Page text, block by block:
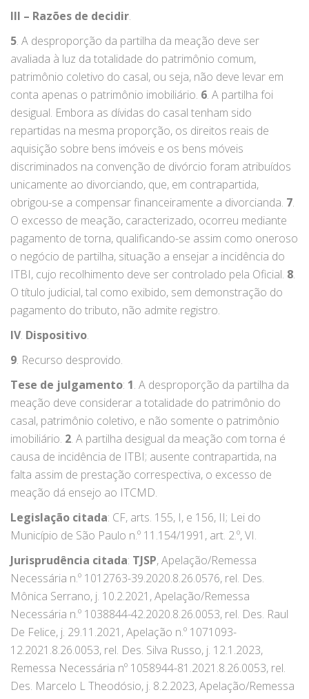
III – Razões de decidir.
5. A desproporção da partilha da meação deve ser
avaliada à luz da totalidade do patrimônio comum,
patrimônio coletivo do casal, ou seja, não deve levar em
conta apenas o patrimônio imobiliário. 6. A partilha foi
desigual. Embora as dívidas do casal tenham sido
repartidas na mesma proporção, os direitos reais de
aquisição sobre bens imóveis e os bens móveis
discriminados na convenção de divórcio foram atribuídos
unicamente ao divorciando, que, em contrapartida,
obrigou-se a compensar financeiramente a divorcianda. 7.
O excesso de meação, caracterizado, ocorreu mediante
pagamento de torna, qualificando-se assim como oneroso
o negócio de partilha, situação a ensejar a incidência do
ITBI, cujo recolhimento deve ser controlado pela Oficial. 8.
O título judicial, tal como exibido, sem demonstração do
pagamento do tributo, não admite registro.
IV. Dispositivo.
9. Recurso desprovido.
Tese de julgamento: 1. A desproporção da partilha da
meação deve considerar a totalidade do patrimônio do
casal, patrimônio coletivo, e não somente o patrimônio
imobiliário. 2. A partilha desigual da meação com torna é
causa de incidência de ITBI; ausente contrapartida, na
falta assim de prestação correspectiva, o excesso de
meação dá ensejo ao ITCMD.
Legislação citada: CF, arts. 155, I, e 156, II; Lei do
Município de São Paulo n.º 11.154/1991, art. 2.º, VI.
Jurisprudência citada: TJSP, Apelação/Remessa
Necessária n.º 1012763-39.2020.8.26.0576, rel. Des.
Mônica Serrano, j. 10.2.2021, Apelação/Remessa
Necessária n.º 1038844-42.2020.8.26.0053, rel. Des. Raul
De Felice, j. 29.11.2021, Apelação n.º 1071093-
12.2021.8.26.0053, rel. Des. Silva Russo, j. 12.1.2023,
Remessa Necessária nº 1058944-81.2021.8.26.0053, rel.
Des. Marcelo L Theodósio, j. 8.2.2023, Apelação/Remessa